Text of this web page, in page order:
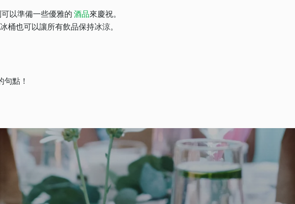
以準備一些優雅的 酒品來慶祝。
桶也可以讓所有飲品保持冰涼。
點！